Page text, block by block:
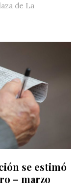
de La
se estimó
– marzo